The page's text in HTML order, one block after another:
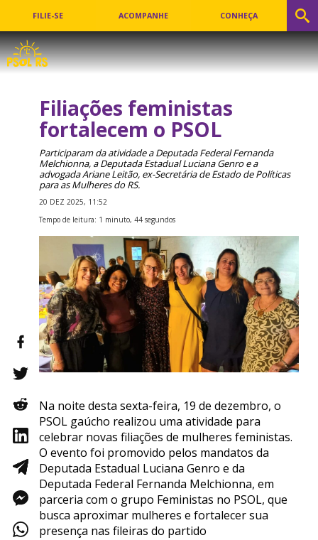
FILIE-SE ACOMPANHE CONHEÇA
Filiações feministas
fortalecem o PSOL
Participaram da atividade a Deputada Federal Fernanda
Melchionna, a Deputada Estadual Luciana Genro e a
advogada Ariane Leitão, ex-Secretária de Estado de Políticas
para as Mulheres do RS.
20 DEZ 2025, 11:52
Tempo de leitura: 1 minuto, 44 segundos
Na noite desta sexta-feira, 19 de dezembro, o
PSOL gaúcho realizou uma atividade para
celebrar novas filiações de mulheres feministas.
O evento foi promovido pelos mandatos da
Deputada Estadual Luciana Genro e da
Deputada Federal Fernanda Melchionna, em
parceria com o grupo Feministas no PSOL, que
busca aproximar mulheres e fortalecer sua
presença nas fileiras do partido